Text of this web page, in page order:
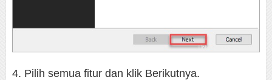
4. Pilih semua fitur dan klik Berikutnya.